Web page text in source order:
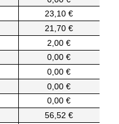
23,10 €
21,70 €
2,00 €
0,00 €
0,00 €
0,00 €
0,00 €
56,52 €